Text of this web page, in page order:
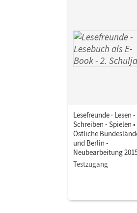
Gutzmann, Marion; Hoppe, Irene;
Lesefreunde · Lesen -
Schreiben - Spielen •
Östliche
und Berlin -
Neubearbeitung
2. Schuljahr •
als E-Book
Testzugang